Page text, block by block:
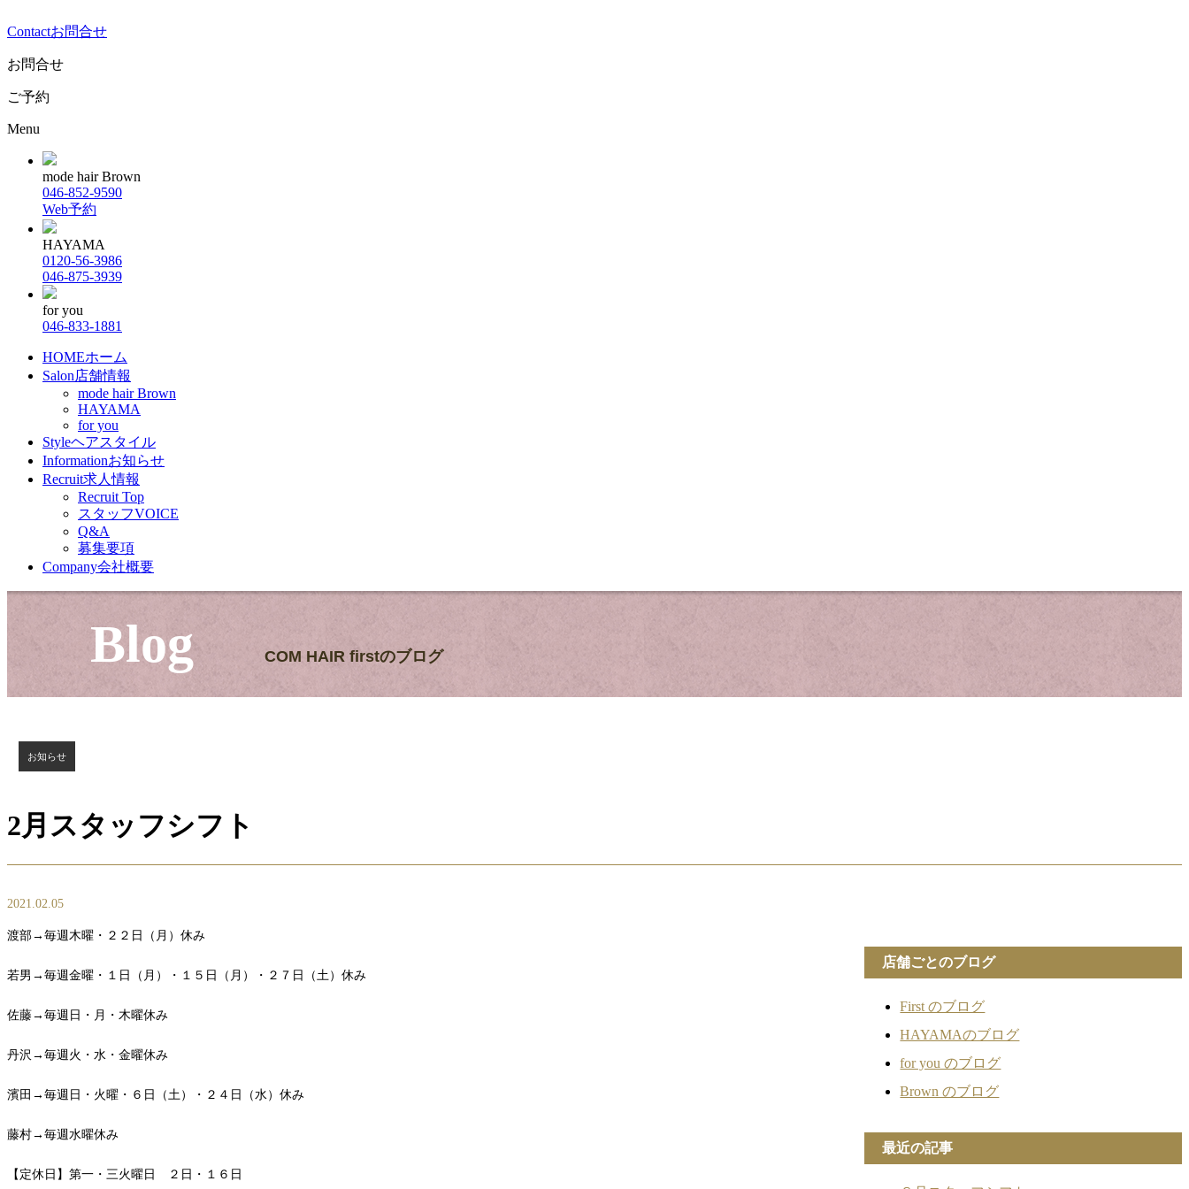
Contactお問合せ
お問合せ
ご予約
Menu
mode hair Brown
046-852-9590
Web予約
HAYAMA
0120-56-3986
046-875-3939
for you
046-833-1881
HOMEホーム
Salon店舗情報
mode hair Brown
HAYAMA
for you
Styleヘアスタイル
Informationお知らせ
Recruit求人情報
Recruit Top
スタッフVOICE
Q&A
募集要項
Company会社概要
Blog COM HAIR firstのブログ
お知らせ
2月スタッフシフト
2021.02.05
渡部→毎週木曜・２２日（月）休み
若男→毎週金曜・１日（月）・１５日（月）・２７日（土）休み
佐藤→毎週日・月・木曜休み
丹沢→毎週火・水・金曜休み
濱田→毎週日・火曜・６日（土）・２４日（水）休み
藤村→毎週水曜休み
【定休日】第一・三火曜日 ２日・１６日
店舗ごとのブログ
First のブログ
HAYAMAのブログ
for you のブログ
Brown のブログ
最近の記事